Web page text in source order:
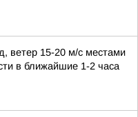
ветер 15-20 м/с местами
в ближайшие 1-2 часа